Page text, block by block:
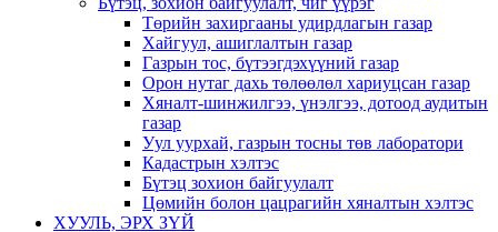
Төрийн захиргааны удирдлагын газар
Хайгуул, ашиглалтын газар
Газрын тос, бүтээгдэхүүний газар
Орон нутаг дахь төлөөлөл хариуцсан газар
Хяналт-шинжилгээ, үнэлгээ, дотоод аудитын
газар
Уул уурхай, газрын тосны төв лаборатори
Кадастрын хэлтэс
Бүтэц зохион байгуулалт
Цөмийн болон цацрагийн хяналтын хэлтэс
ХУУЛЬ, ЭРХ ЗҮЙ